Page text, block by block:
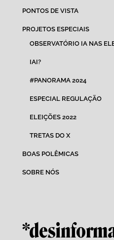
PONTOS DE VISTA
PROJETOS ESPECIAIS
OBSERVATÓRIO IA NAS
IAI?
#PANORAMA 2024
ESPECIAL REGULAÇÃO
ELEIÇÕES 2022
TRETAS DO X
BOAS POLÊMICAS
SOBRE NÓS